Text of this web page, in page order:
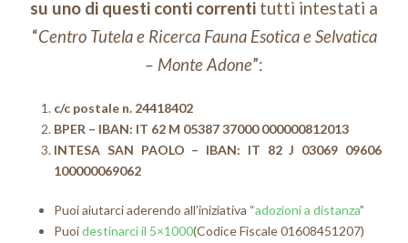
su uno di questi conti correnti tutti intestati a
“Centro Tutela e Ricerca Fauna Esotica e Selvatica
– Monte Adone”:
c/c postale n. 24418402
BPER – IBAN: IT 62 M 05387 37000 000000812013
INTESA SAN PAOLO – IBAN: IT 82 J 03069 09606
100000069062
Puoi aiutarci aderendo all’iniziativa “adozioni a distanza”
Puoidestinarci il 5×1000(Codice Fiscale 01608451207)